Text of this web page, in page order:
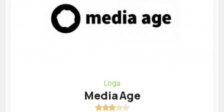
Loga
Media Age